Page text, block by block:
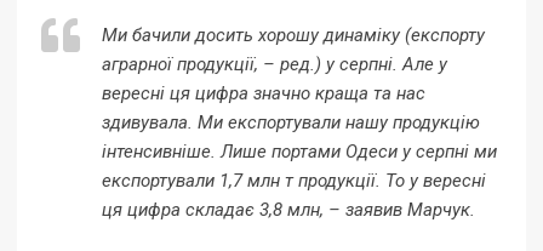
Ми бачили досить хорошу динаміку (експорту
аграрної продукції, – ред.) у серпні. Але у
вересні ця цифра значно краща та нас
здивувала. Ми експортували нашу продукцію
інтенсивніше. Лише портами Одеси у серпні ми
експортували 1,7 млн т продукції. То у вересні
ця цифра складає 3,8 млн, – заявив Марчук.